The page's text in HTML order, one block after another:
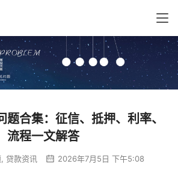
题合集：征信、抵押、利率、
流程一文解答
贷款资讯 2026年7月5日 下午5:08